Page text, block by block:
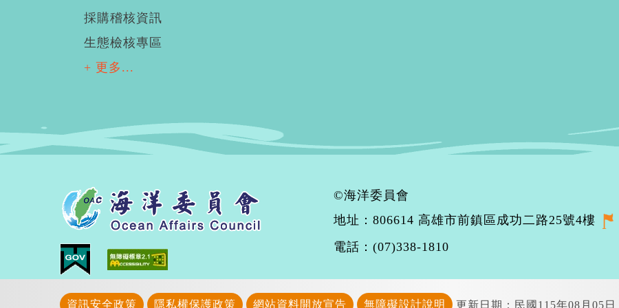
採購稽核資訊
生態檢核專區
+ 更多...
©海洋委員會
地址：806614 高雄市前鎮區成功二路25號4樓
電話：(07)338-1810
資訊安全政策 隱私權保護政策 網站資料開放宣告 無障礙設計說明 更新日期：民國115年08月05日